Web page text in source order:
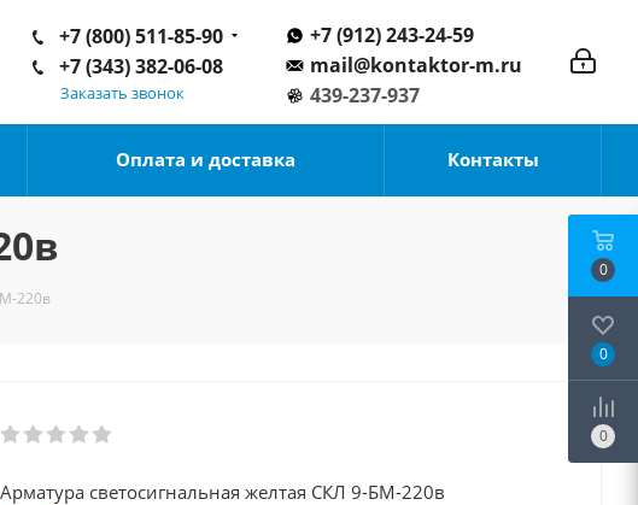
+7 (912) 243-24-59
mail@kontaktor-m.ru
439-237-937
+7 (800) 511-85-90
+7 (343) 382-06-08
Заказать звонок
Оплата и доставка Контакты
220в
Арматура светосигнальная желтая СКЛ 9-БМ-220в
0
0
0